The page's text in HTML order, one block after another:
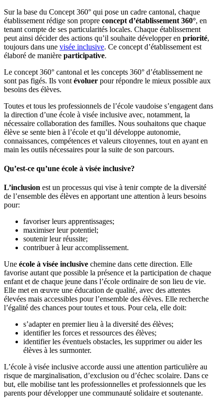
Sur la base du Concept 360° qui pose un cadre cantonal, chaque
établissement rédige son propre concept d’établissement 360°, en
tenant compte de ses particularités locales. Chaque établissement
peut ainsi décider des actions qu’il souhaite développer en priorité,
toujours dans une visée inclusive. Ce concept d’établissement est
élaboré de manière participative.
Le concept 360° cantonal et les concepts 360° d’établissement ne
sont pas figés. Ils vont évoluer pour répondre le mieux possible aux
besoins des élèves.
Toutes et tous les professionnels de l’école vaudoise s’engagent dans
la direction d’une école à visée inclusive avec, notamment, la
nécessaire collaboration des familles. Nous souhaitons que chaque
élève se sente bien à l’école et qu’il développe autonomie,
connaissances, compétences et valeurs citoyennes, tout en ayant en
main les outils nécessaires pour la suite de son parcours.
Qu’est-ce qu’une école à visée inclusive?
L’inclusion est un processus qui vise à tenir compte de la diversité
de l’ensemble des élèves en apportant une attention à leurs besoins
pour:
favoriser leurs apprentissages;
maximiser leur potentiel;
soutenir leur réussite;
contribuer à leur accomplissement.
Une école à visée inclusive chemine dans cette direction. Elle
favorise autant que possible la présence et la participation de chaque
enfant et de chaque jeune dans l’école ordinaire de son lieu de vie.
Elle met en œuvre une éducation de qualité, avec des attentes
élevées mais accessibles pour l’ensemble des élèves. Elle recherche
l’égalité des chances pour toutes et tous. Pour cela, elle doit:
s’adapter en premier lieu à la diversité des élèves;
identifier les forces et ressources des élèves;
identifier les éventuels obstacles, les supprimer ou aider les
élèves à les surmonter.
L’école à visée inclusive accorde aussi une attention particulière au
risque de marginalisation, d’exclusion ou d’échec scolaire. Dans ce
but, elle mobilise tant les professionnelles et professionnels que les
parents pour développer une communauté solidaire et soutenante.